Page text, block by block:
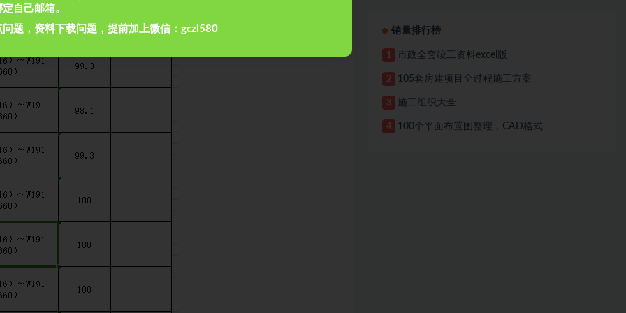
销量排行榜
1 市政全套竣工资料excel版
2 105套房建项目全过程施工方案
3 施工组织大全
4 100个平面布置图整理，CAD格式
自己邮箱。
问题，资料下载问题，提前加上微信：gczl580